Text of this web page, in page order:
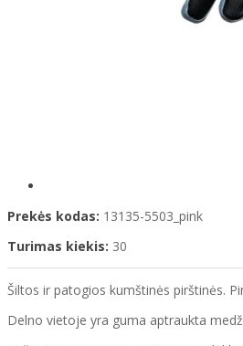
Prekės kodas: 13135-5503_pink
Turimas kiekis: 30
Šiltos ir patogios kumštinės pirštinės.
Delno vietoje yra guma aptraukta